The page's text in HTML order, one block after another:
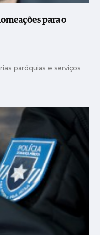
para o
paróquias e serviços